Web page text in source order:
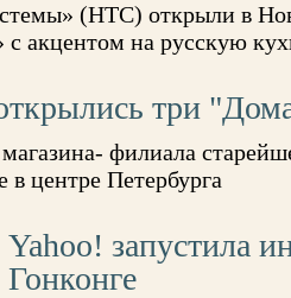
(НТС) открыли в
с акцентом на русскую
три
филиала
в центре Петербурга
Yahoo! запустила
Гонконге